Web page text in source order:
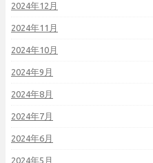
2024年12月
2024年11月
2024年10月
2024年9月
2024年8月
2024年7月
2024年6月
2024年5月